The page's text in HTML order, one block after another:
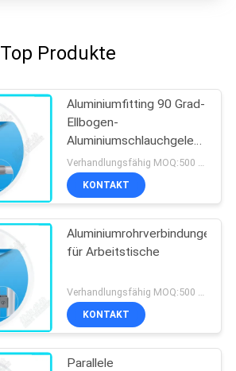
Top Produkte
Aluminiumfitting 90 Grad-
Ellbogen-
Aluminiumschlauchgelenke
für Rohr Ods 28mm
KONTAKT
Aluminiumrohrverbindungen
für Arbeitstische
KONTAKT
Parallele